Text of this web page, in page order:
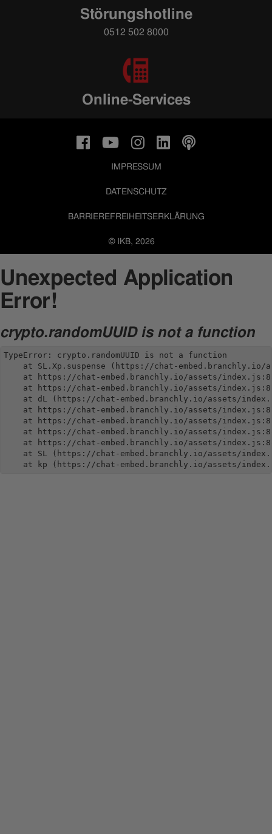
Störungshotline
0512 502 8000
Online-Services
© IKB, 2026
IMPRESSUM
DATENSCHUTZ
BARRIEREFREIHEITSERKLÄRUNG
Unexpected Application
Error!
crypto.randomUUID is not a function
TypeError: crypto.randomUUID is not a function
at SL.Xp.suspense (https://chat-embed.branchly.io/
at https://chat-embed.branchly.io/assets/
at https://chat-embed.branchly.io/assets/
at dL (https://chat-embed.branchly.io/assets/
at https://chat-embed.branchly.io/assets/
at https://chat-embed.branchly.io/assets/
at https://chat-embed.branchly.io/assets/
at https://chat-embed.branchly.io/assets/
at SL (https://chat-embed.branchly.io/assets/
at kp (https://chat-embed.branchly.io/assets/